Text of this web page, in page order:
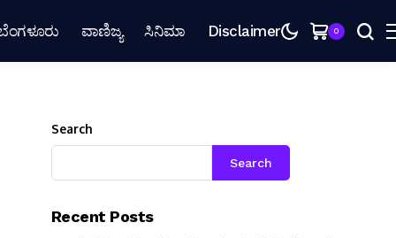
ವಾಣಿಜ್ಯ ಸಿನಿಮಾ Disclaimer 0
Search
Search
Recent Posts